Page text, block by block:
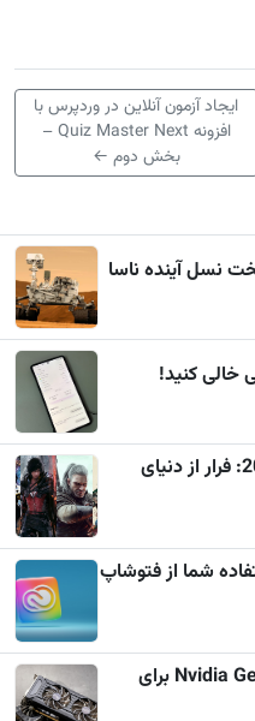
ایجاد آزمون آنلاین در وردپرس با
افزونه Quiz Master Next –
بخش دوم ←
خالی کنید!
بهترین بازی‌های فانتزی در سال 2026: فرار از دنیای
شما از فتوشاپ
چرا کارت گرافیک Nvidia GeForce GTX 1060 برای